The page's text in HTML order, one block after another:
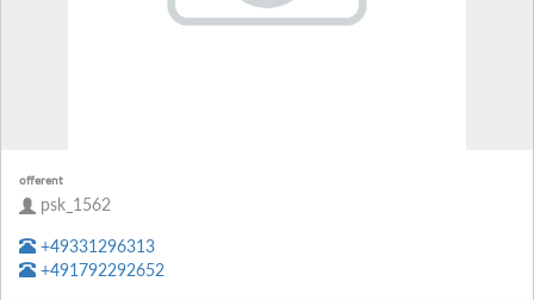
offerent
psk_1562
+49331296313
+491792292652